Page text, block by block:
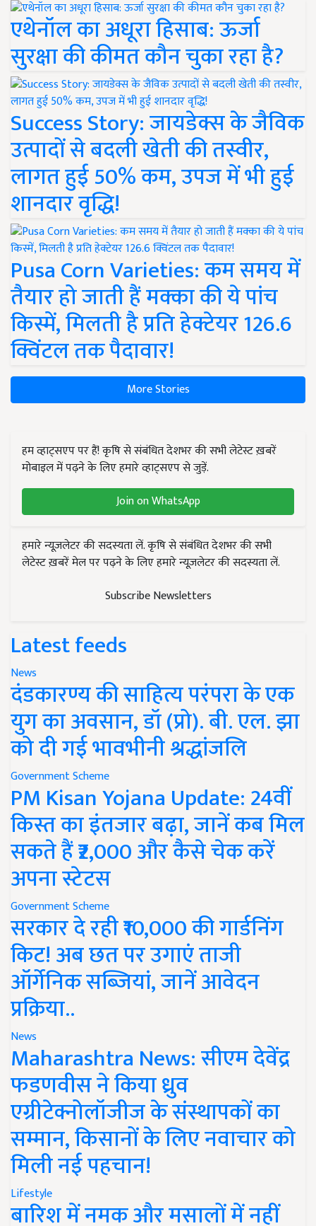
एथेनॉल का अधूरा हिसाब: ऊर्जा
सुरक्षा की कीमत कौन चुका रहा है?
Success Story: जायडेक्स के जैविक
उत्पादों से बदली खेती की तस्वीर,
लागत हुई 50% कम, उपज में भी हुई
शानदार वृद्धि!
Pusa Corn Varieties: कम समय में
तैयार हो जाती हैं मक्का की ये पांच
किस्में, मिलती है प्रति हेक्टेयर 126.6
क्विंटल तक पैदावार!
More Stories
हम व्हाट्सएप पर हैं! कृषि से संबंधित देशभर की सभी लेटेस्ट ख़बरें
मोबाइल में पढ़ने के लिए हमारे व्हाट्सएप से जुड़ें.
Join on WhatsApp
हमारे न्यूज़लेटर की सदस्यता लें. कृषि से संबंधित देशभर की सभी
लेटेस्ट ख़बरें मेल पर पढ़ने के लिए हमारे न्यूज़लेटर की सदस्यता लें.
Subscribe Newsletters
Latest feeds
News
दंडकारण्य की साहित्य परंपरा के एक
युग का अवसान, डॉ (प्रो). बी. एल. झा
को दी गई भावभीनी श्रद्धांजलि
Government Scheme
PM Kisan Yojana Update: 24वीं
किस्त का इंतजार बढ़ा, जानें कब मिल
सकते हैं ₹2,000 और कैसे चेक करें
अपना स्टेटस
Government Scheme
सरकार दे रही ₹10,000 की गार्डनिंग
किट! अब छत पर उगाएं ताजी
ऑर्गेनिक सब्जियां, जानें आवेदन
प्रक्रिया..
News
Maharashtra News: सीएम देवेंद्र
फडणवीस ने किया ध्रुव
एग्रीटेक्नोलॉजीज के संस्थापकों का
सम्मान, किसानों के लिए नवाचार को
मिली नई पहचान!
Lifestyle
बारिश में नमक और मसालों में नहीं